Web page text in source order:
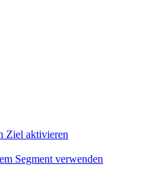
Ziel aktivieren
Segment verwenden